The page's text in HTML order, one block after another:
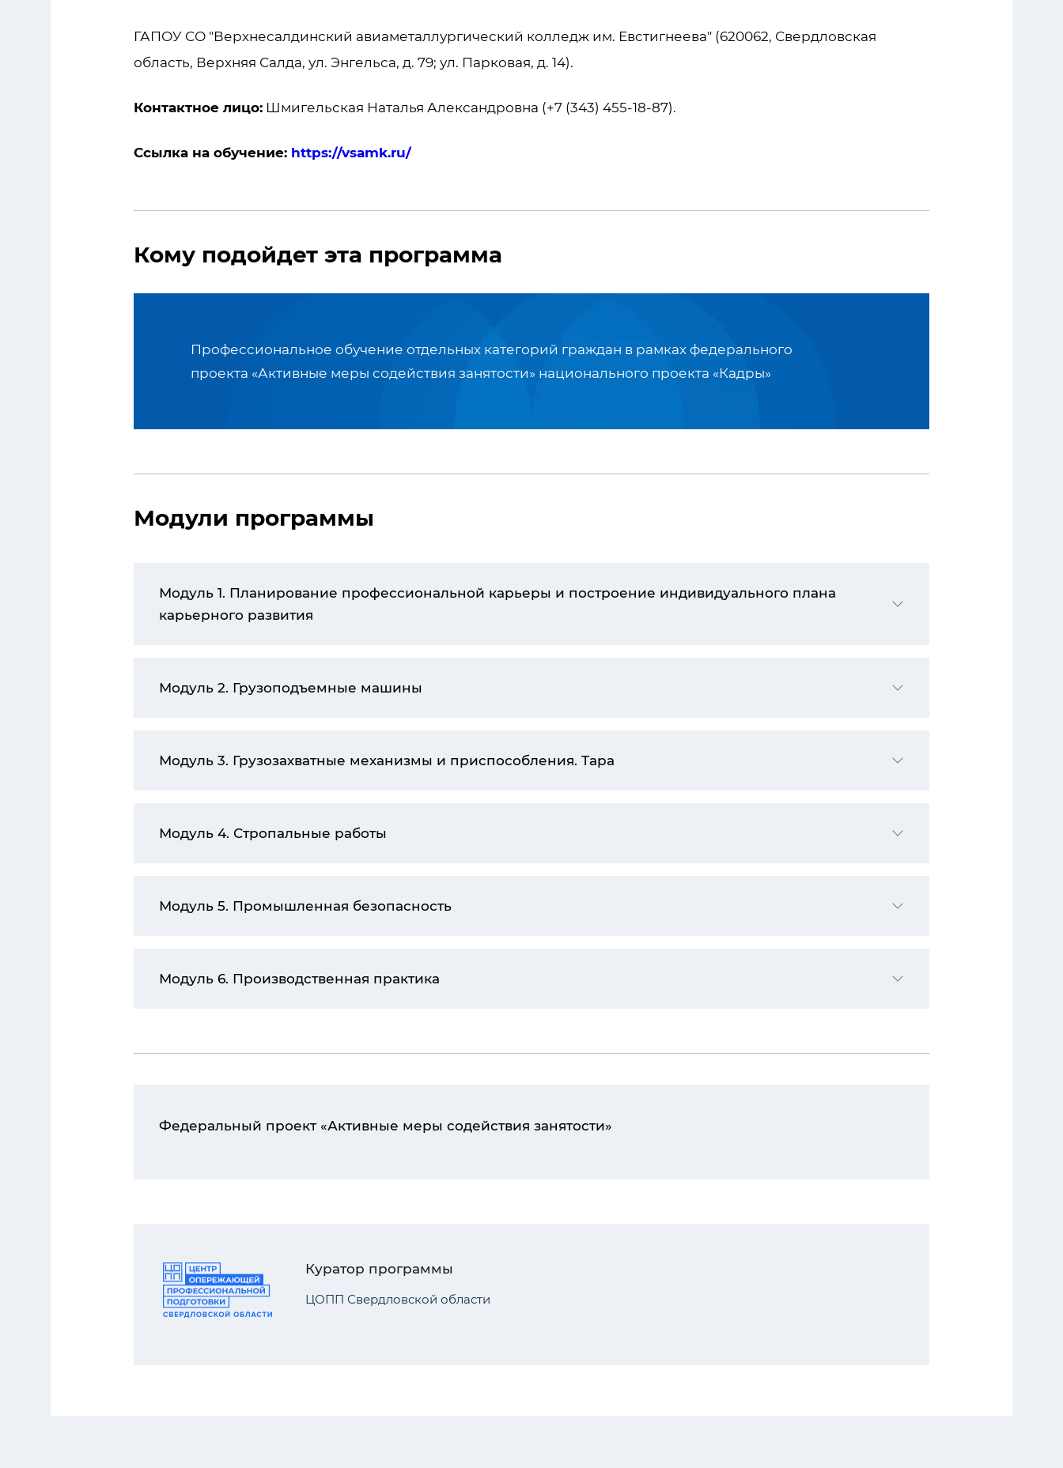
ГАПОУ СО "Верхнесалдинский авиаметаллургический колледж им. Евстигнеева" (620062, Свердловская
область, Верхняя Салда, ул. Энгельса, д. 79; ул. Парковая, д. 14).
Контактное лицо: Шмигельская Наталья Александровна (+7 (343) 455-18-87).
Ссылка на обучение: https://vsamk.ru/
Кому подойдет эта программа
Профессиональное обучение отдельных категорий граждан в рамках федерального
проекта «Активные меры содействия занятости» национального проекта «Кадры»
Модули программы
Модуль 1. Планирование профессиональной карьеры и построение индивидуального плана
карьерного развития
Модуль 2. Грузоподъемные машины
Модуль 3. Грузозахватные механизмы и приспособления. Тара
Модуль 4. Стропальные работы
Модуль 5. Промышленная безопасность
Модуль 6. Производственная практика
Федеральный проект «Активные меры содействия занятости»
Куратор программы
ЦОПП Свердловской области